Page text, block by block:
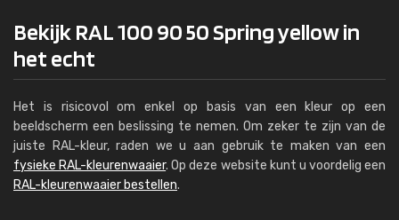
Bekijk RAL 100 90 50 Spring yellow in
het echt
Het is risicovol om enkel op basis van een kleur op een
beeldscherm een beslissing te nemen. Om zeker te zijn van de
juiste RAL-kleur, raden we u aan gebruik te maken van een
fysieke RAL-kleurenwaaier. Op deze website kunt u voordelig een
RAL-kleurenwaaier bestellen.